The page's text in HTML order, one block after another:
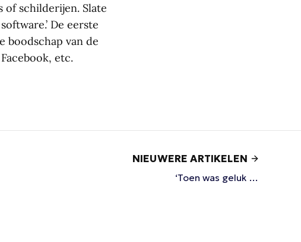
of schilderijen. Slate
De eerste
boodschap van de
etc.
NIEUWERE ARTIKELEN
‘Toen was geluk …